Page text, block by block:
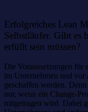
Erfolgreiches Lean
Selbstläufer. Gibt es
erfüllt sein müssen?
Die Voraussetzungen für
im Unternehmen und
geschaffen werden.
nur, wenn ein Change-
mitgetragen wird. Dabei